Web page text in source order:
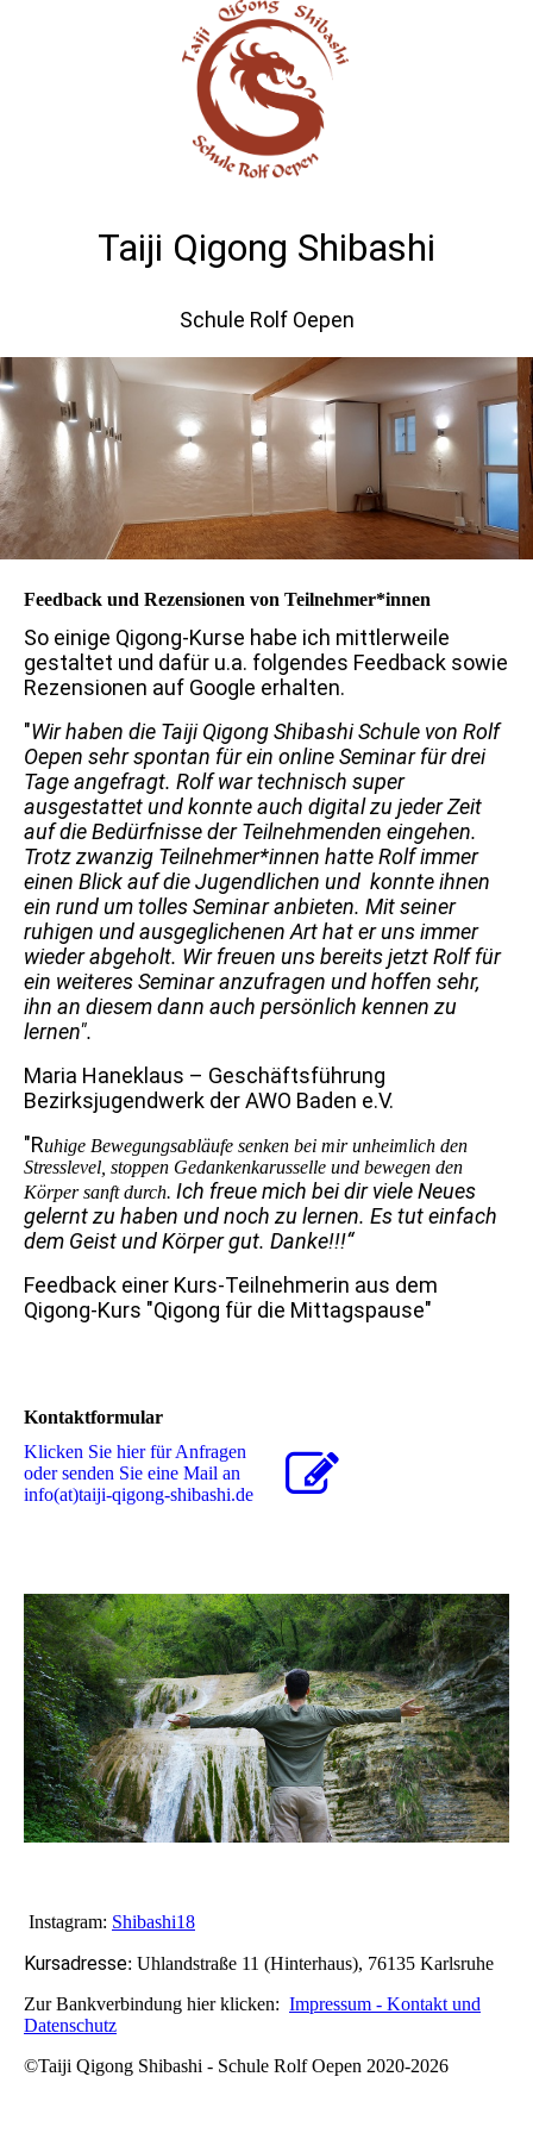
Taiji Qigong Shibashi
Schule Rolf Oepen
Feedback und Rezensionen von Teilnehmer*innen
So einige Qigong-Kurse habe ich mittlerweile
gestaltet und dafür u.a. folgendes Feedback sowie
Rezensionen auf Google erhalten.
"Wir haben die Taiji Qigong Shibashi Schule von Rolf
Oepen sehr spontan für ein online Seminar für drei
Tage angefragt. Rolf war technisch super
ausgestattet und konnte auch digital zu jeder Zeit
auf die Bedürfnisse der Teilnehmenden eingehen.
Trotz zwanzig Teilnehmer*innen hatte Rolf immer
einen Blick auf die Jugendlichen und konnte ihnen
ein rund um tolles Seminar anbieten. Mit seiner
ruhigen und ausgeglichenen Art hat er uns immer
wieder abgeholt. Wir freuen uns bereits jetzt Rolf für
ein weiteres Seminar anzufragen und hoffen sehr,
ihn an diesem dann auch persönlich kennen zu
lernen".
Maria Haneklaus – Geschäftsführung
Bezirksjugendwerk der AWO Baden e.V.
"Ruhige Bewegungsabläufe senken bei mir unheimlich den
Stresslevel, stoppen Gedankenkarusselle und bewegen den
Körper sanft durch. Ich freue mich bei dir viele Neues
gelernt zu haben und noch zu lernen. Es tut einfach
dem Geist und Körper gut. Danke!!!“
Feedback einer Kurs-Teilnehmerin aus dem
Qigong-Kurs "Qigong für die Mittagspause"
Kontaktformular
Klicken Sie hier für Anfragen
oder senden Sie eine Mail an
info(at)taiji-qigong-shibashi.de
Instagram: Shibashi18
Kursadresse: Uhlandstraße 11 (Hinterhaus), 76135 Karlsruhe
Zur Bankverbindung hier klicken: Impressum - Kontakt und
Datenschutz
©Taiji Qigong Shibashi - Schule Rolf Oepen 2020-2026